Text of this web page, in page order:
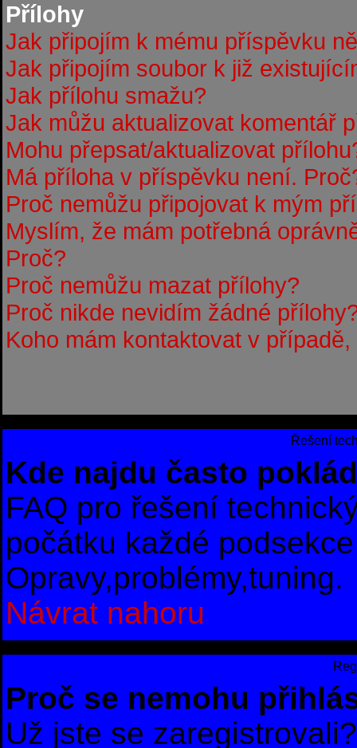
Přílohy
Jak připojím k mému příspěvku
Jak připojím soubor k již
Jak přílohu smažu?
Jak můžu aktualizovat komentář
Mohu přepsat/aktualizovat
Má příloha v příspěvku není.
Proč nemůžu připojovat k mým
Myslím, že mám potřebná
Proč?
Proč nemůžu mazat přílohy?
Proč nikde nevidím žádné
Koho mám kontaktovat v
Řešení
Kde najdu často
FAQ pro řešení
počátku každé
Opravy,problémy,tuning.
Návrat nahoru
Proč se nemohu
Už jste se